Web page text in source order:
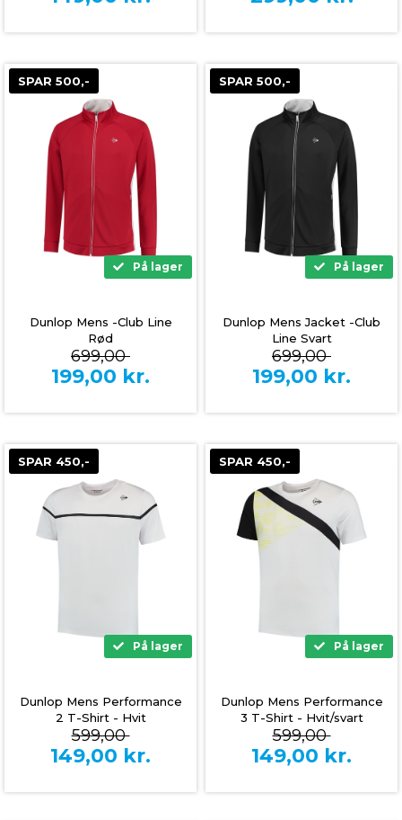
SPAR 500,-
På lager
Dunlop Mens -Club Line
Rød
699,00
199,00 kr.
SPAR 500,-
På lager
Dunlop Mens Jacket -Club
Line Svart
699,00
199,00 kr.
SPAR 450,-
På lager
Dunlop Mens Performance
2 T-Shirt - Hvit
599,00
149,00 kr.
SPAR 450,-
På lager
Dunlop Mens Performance
3 T-Shirt - Hvit/svart
599,00
149,00 kr.